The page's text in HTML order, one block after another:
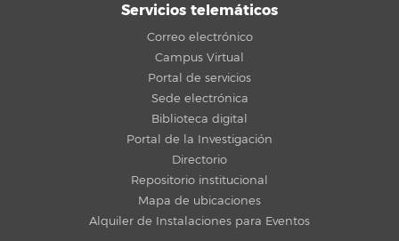
Servicios telemáticos
Correo electrónico
Campus Virtual
Portal de servicios
Sede electrónica
Biblioteca digital
Portal de la Investigación
Directorio
Repositorio institucional
Mapa de ubicaciones
Alquiler de Instalaciones para Eventos